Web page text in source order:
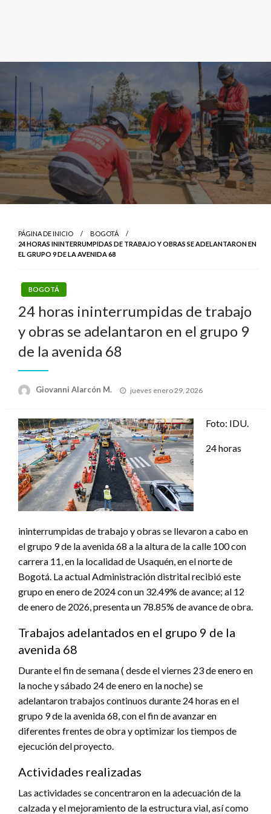
PÁGINA DE INICIO
BOGOTÁ
24 HORAS ININTERRUMPIDAS DE TRABAJO Y OBRAS SE ADELANTARON EN
EL GRUPO 9 DE LA AVENIDA 68
BOGOTÁ
24 horas ininterrumpidas de trabajo
y obras se adelantaron en el grupo 9
de la avenida 68
Giovanni Alarcón M.
Publicado
jueves enero 29, 2026
Foto: IDU.
24 horas
ininterrumpidas de trabajo y obras se llevaron a cabo en
el grupo 9 de la avenida 68 a la altura de la calle 100 con
carrera 11, en la localidad de Usaquén, en el norte de
Bogotá. La actual Administración distrital recibió este
grupo en enero de 2024 con un 32.49% de avance; al 12
de enero de 2026, presenta un 78.85% de avance de obra.
Trabajos adelantados en el grupo 9 de la
avenida 68
Durante el fin de semana ( desde el viernes 23 de enero en
la noche y sábado 24 de enero en la noche) se
adelantaron trabajos continuos durante 24 horas en el
grupo 9 de la avenida 68, con el fin de avanzar en
diferentes frentes de obra y optimizar los tiempos de
ejecución del proyecto.
Actividades realizadas
Las actividades se concentraron en la adecuación de la
calzada y el mejoramiento de la estructura vial, así como